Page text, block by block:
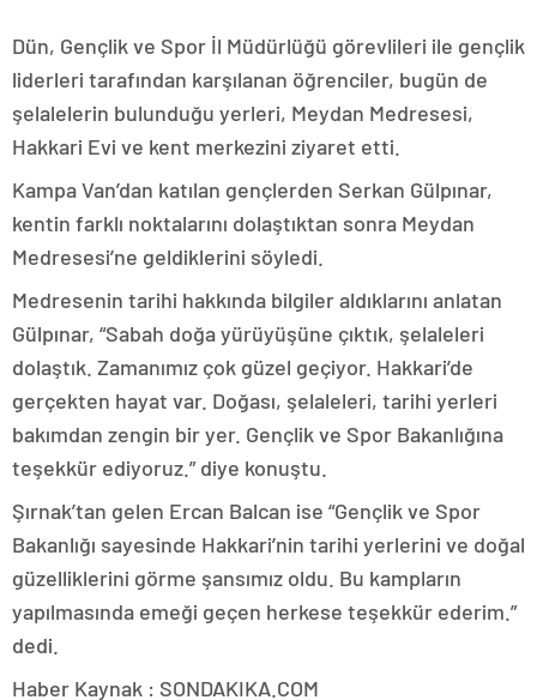
Dün, Gençlik ve Spor İl Müdürlüğü görevlileri ile gençlik
liderleri tarafından karşılanan öğrenciler, bugün de
şelalelerin bulunduğu yerleri, Meydan Medresesi,
Hakkari Evi ve kent merkezini ziyaret etti.
Kampa Van’dan katılan gençlerden Serkan Gülpınar,
kentin farklı noktalarını dolaştıktan sonra Meydan
Medresesi’ne geldiklerini söyledi.
Medresenin tarihi hakkında bilgiler aldıklarını anlatan
Gülpınar, “Sabah doğa yürüyüşüne çıktık, şelaleleri
dolaştık. Zamanımız çok güzel geçiyor. Hakkari’de
gerçekten hayat var. Doğası, şelaleleri, tarihi yerleri
bakımdan zengin bir yer. Gençlik ve Spor Bakanlığına
teşekkür ediyoruz.” diye konuştu.
Şırnak’tan gelen Ercan Balcan ise “Gençlik ve Spor
Bakanlığı sayesinde Hakkari’nin tarihi yerlerini ve doğal
güzelliklerini görme şansımız oldu. Bu kampların
yapılmasında emeği geçen herkese teşekkür ederim.”
dedi.
Haber Kaynak : SONDAKIKA.COM